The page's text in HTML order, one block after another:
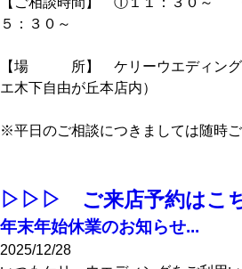
５：３０～
【場 所】 ケリーウエディング
エ木下自由が丘本店内）
※平日のご相談につきましては随時ご
▷▷▷ ご来店予約はこ
年末年始休業のお知らせ...
2025/12/28